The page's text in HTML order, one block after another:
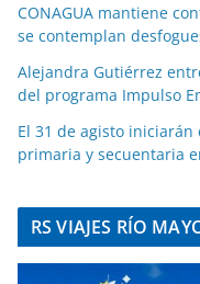
CONAGUA mantiene
se contemplan
Alejandra Gutiérrez
del programa Impulso
El 31 de agisto
primaria y secuentaria
RS VIAJES RÍO